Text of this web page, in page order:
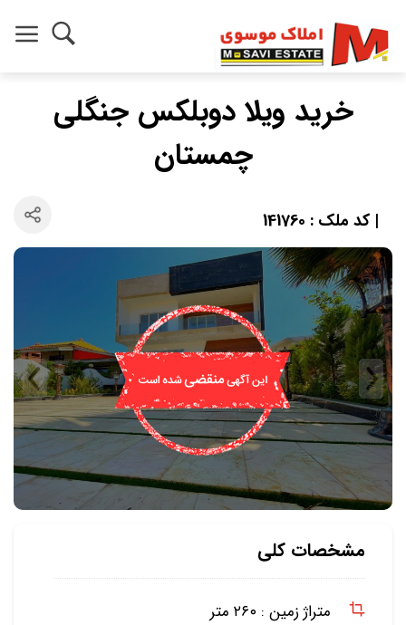
خرید ويلا دوبلکس جنگلی
چمستان
| کد ملک : 141760
مشخصات کلی
متراژ زمین : ۲۶۰ متر